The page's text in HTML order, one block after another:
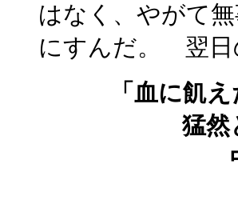
はなく、やがて
にすんだ。 翌日
「血に飢
猛然と二
中島知久
突如檻